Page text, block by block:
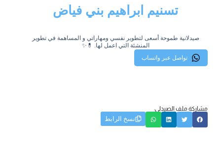
تسنيم ابراهيم بني فياض
صيدلانية طموحة أسعى لتطوير نفسي ومهاراتي و المساهمة في تطوير
المنشئة التي اعمل لها. 💊✨
تواصل عبر واتساب
مشاركة ملف الصيدلي:
نسخ الرابط